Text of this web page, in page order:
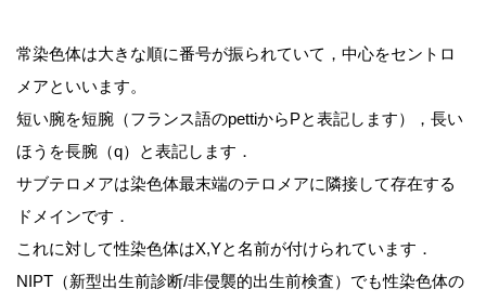
常染色体は大きな順に番号が振られていて，中心をセントロ
メアといいます。
短い腕を短腕（フランス語のpettiからPと表記します），長い
ほうを長腕（q）と表記します．
サブテロメアは染色体最末端のテロメアに隣接して存在する
ドメインです．
これに対して性染色体はX,Yと名前が付けられています．
NIPT（新型出生前診断/非侵襲的出生前検査）でも性染色体の